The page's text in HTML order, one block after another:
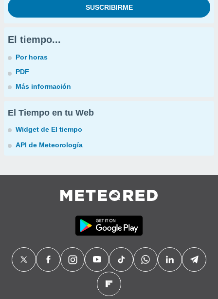
El tiempo...
Por horas
PDF
Más información
El Tiempo en tu Web
Widget de El tiempo
API de Meteorología